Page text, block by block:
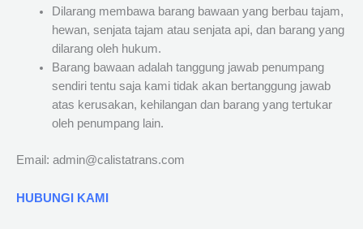
Dilarang membawa barang bawaan yang berbau tajam,
hewan, senjata tajam atau senjata api, dan barang yang
dilarang oleh hukum.
Barang bawaan adalah tanggung jawab penumpang
sendiri tentu saja kami tidak akan bertanggung jawab
atas kerusakan, kehilangan dan barang yang tertukar
oleh penumpang lain.
Email: admin@calistatrans.com
HUBUNGI KAMI